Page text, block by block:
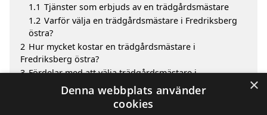
1.1 Tjänster som erbjuds av en trädgårdsmästare
1.2 Varför välja en trädgårdsmästare i Fredriksberg
östra?
2 Hur mycket kostar en trädgårdsmästare i
Fredriksberg östra?
3 Fördelar med att välja trädgårdsmästare i
Fredriksberg östra
Sök efter en skicklig trädgårdsmästare i de
omgivande städerna Fredriksberg östra
×
Denna webbplats använder
cookies